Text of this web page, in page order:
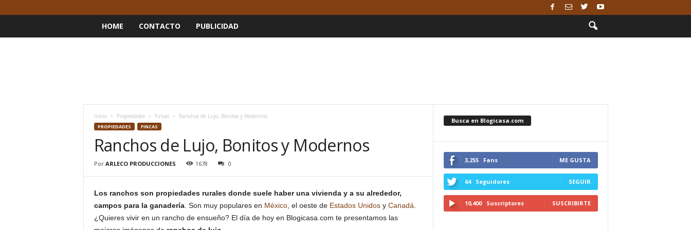
HOME CONTACTO PUBLICIDAD
Inicio Propiedades Fincas Ranchos de Lujo, Bonitos y Modernos
PROPIEDADES FINCAS
Ranchos de Lujo, Bonitos y Modernos
Por ARLECO PRODUCCIONES 1678 0
Los ranchos son propiedades rurales donde suele haber una vivienda y a su alrededor,
campos para la ganadería. Son muy populares en México, el oeste de Estados Unidosy Canadá
¿Quieres vivir en un rancho de ensueño? El día de hoy en Blogicasa.com te presentamos las
Busca en Blogicasa.com
3,255 Fans ME GUSTA
64 Seguidores SEGUIR
10,400 Suscriptores SUSCRIBIRTE